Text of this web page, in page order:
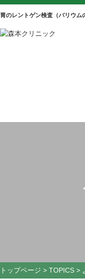
胃のレントゲン検査（バリウ
トップページ > TOPICS >